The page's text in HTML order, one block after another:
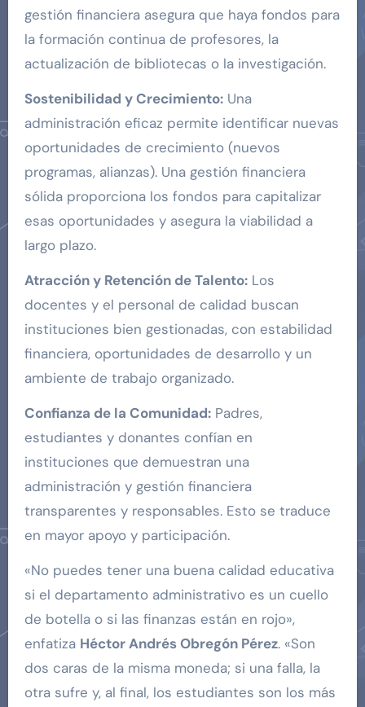
gestión financiera asegura que haya fondos para
la formación continua de profesores, la
actualización de bibliotecas o la investigación.
Sostenibilidad y Crecimiento:Una
administración eficaz permite identificar nuevas
oportunidades de crecimiento (nuevos
programas, alianzas). Una gestión financiera
sólida proporciona los fondos para capitalizar
esas oportunidades y asegura la viabilidad a
largo plazo.
Atracción y Retención de Talento:Los
docentes y el personal de calidad buscan
instituciones bien gestionadas, con estabilidad
financiera, oportunidades de desarrollo y un
ambiente de trabajo organizado.
Confianza de la Comunidad:Padres,
estudiantes y donantes confían en
instituciones que demuestran una
administración y gestión financiera
transparentes y responsables. Esto se traduce
en mayor apoyo y participación.
«No puedes tener una buena calidad educativa
si el departamento administrativo es un cuello
de botella o si las finanzas están en rojo»,
enfatiza Héctor Andrés Obregón Pérez. «Son
dos caras de la misma moneda; si una falla, la
otra sufre y, al final, los estudiantes son los más